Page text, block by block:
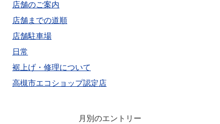
店舗のご案内
店舗までの道順
店舗駐車場
日常
裾上げ・修理について
高槻市エコショップ認定店
月別のエントリー